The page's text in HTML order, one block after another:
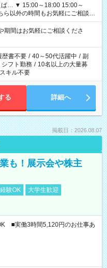
間はお気軽にご相談くださ
歴書不要 / 40～50代活躍中 / 副
シフト勤務 / 10名以上の大量募
キル不要
る 詳細へ
掲載日：2026.08.07
も！展示会や株主
験OK
大学生歓迎
■実働3時間5,120円のお仕事あ